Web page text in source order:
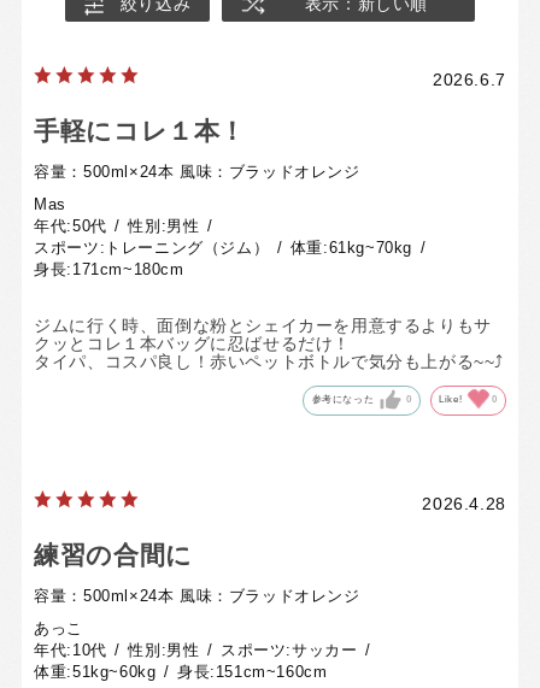
2026.6.7
手軽にコレ１本！
容量：500ml×24本 風味：ブラッドオレンジ
Mas
年代:50代 性別:男性
スポーツ: トレーニング（ジム） 体重:61kg~70kg
身長: 171cm~180cm
ジムに行く時、面倒な粉とシェイカーを用意するよりもサ
クッとコレ１本バッグに忍ばせるだけ！
タイパ、コスパ良し！赤いペットボトルで気分も上がる~~⤴️
参考になった 0 Like! 0
2026.4.28
練習の合間に
容量：500ml×24本 風味：ブラッドオレンジ
あっこ
年代: 10代 性別:男性 スポーツ:サッカー
体重:51kg~60kg 身長: 151cm~160cm